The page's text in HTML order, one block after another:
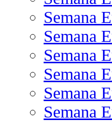
Semana
Semana
Semana
Semana
Semana
Semana